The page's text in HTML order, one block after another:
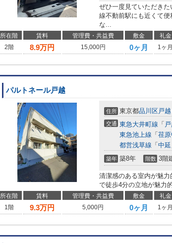
ぜひ一度見ていただきた
線不動前駅にも近くて
な...
所在階 賃料 管理費・共益費 敷金 礼金
2階
8.9万円 15,000円 0ヶ月 1ヶ月
パルトネール戸越
住所 東京都品川区戸越
交通 東急大井町線 「
東急池上線 「 荏
都営浅草線 「 中延
築年 築8年 階数 3階
清潔感のある室内が魅
で徒歩4分の立地が魅力
所在階 賃料 管理費・共益費 敷金 礼金
1階
9.3万円 5,000円 0ヶ月 1ヶ月